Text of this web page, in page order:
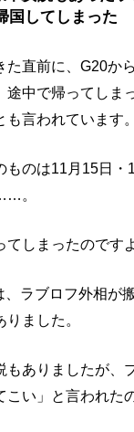
国してしまった
た直前に、G20か
途中で帰ってしま
言われています。
ものは11月15日・
。
しまったのです
ラブロフ外相が
ました。
もありましたが、
こい」と言われ